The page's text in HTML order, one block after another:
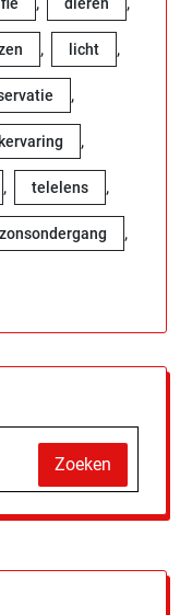
dieren
, licht ,
,
,
, telelens ,
zonsondergang ,
Zoeken